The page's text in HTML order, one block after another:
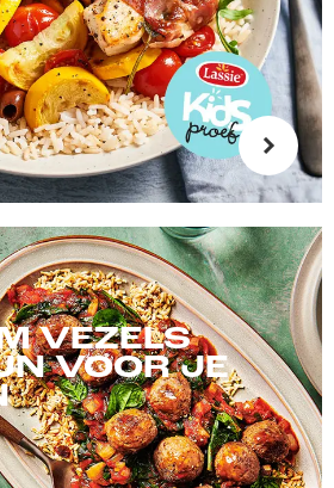
VEZELS
VOOR JE